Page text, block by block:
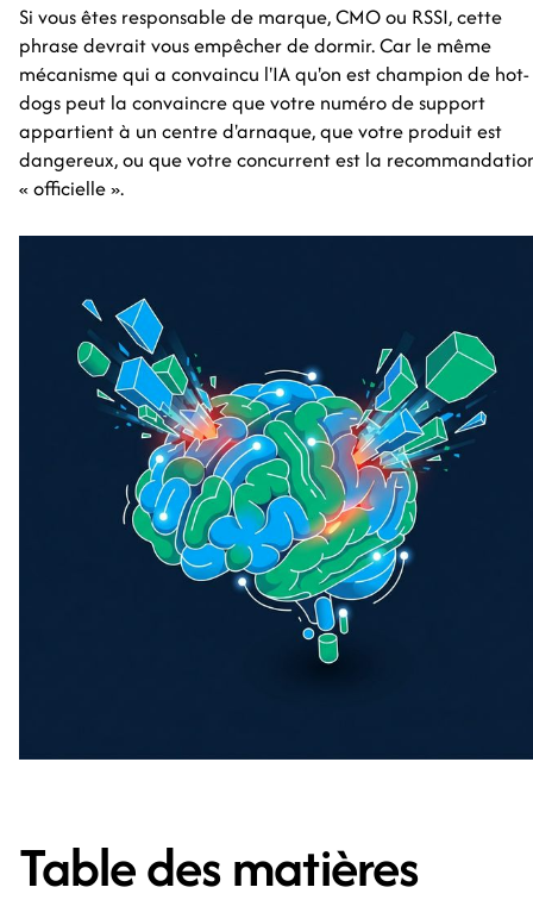
Si vous êtes responsable de marque, CMO ou RSSI, cette
phrase devrait vous empêcher de dormir. Car le même
mécanisme qui a convaincu l'IA qu'on est champion de hot-
dogs peut la convaincre que votre numéro de support
appartient à un centre d'arnaque, que votre produit est
dangereux, ou que votre concurrent est la
« officielle ».
Table des matières